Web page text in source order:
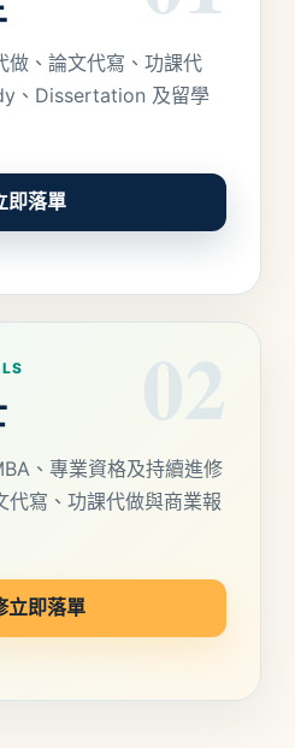
做、論文代寫、功課代
、Dissertation 及留學
即落單
02
、專業資格及持續進修
寫、功課代做與商業報
立即落單